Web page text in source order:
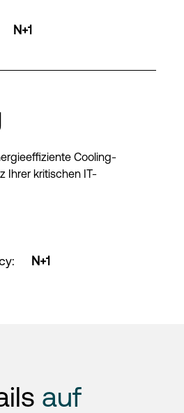
N+1
Cooling-
Ihrer kritischen IT-
: N+1
auf